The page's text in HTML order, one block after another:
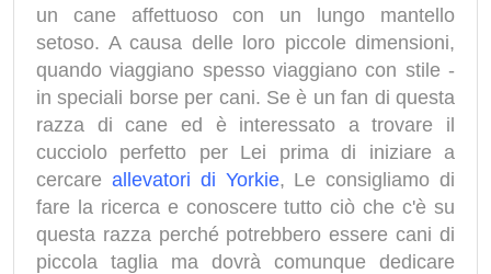
un cane affettuoso con un lungo mantello
setoso. A causa delle loro piccole dimensioni,
quando viaggiano spesso viaggiano con stile -
in speciali borse per cani. Se è un fan di questa
razza di cane ed è interessato a trovare il
cucciolo perfetto per Lei prima di iniziare a
cercare allevatori di Yorkie, Le consigliamo di
fare la ricerca e conoscere tutto ciò che c'è su
questa razza perché potrebbero essere cani di
piccola taglia ma dovrà comunque dedicare